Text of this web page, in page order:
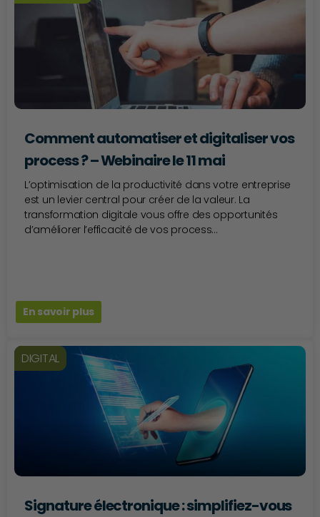
Comment automatiser et digitaliser vos
process ? – Webinaire le 11 mai
L’optimisation de la productivité dans votre entreprise
est un levier central pour créer de la valeur. La
transformation digitale vous offre des opportunités
d’améliorer l’efficacité de vos process...
En savoir plus
DIGITAL
Signature électronique : simplifiez-vous